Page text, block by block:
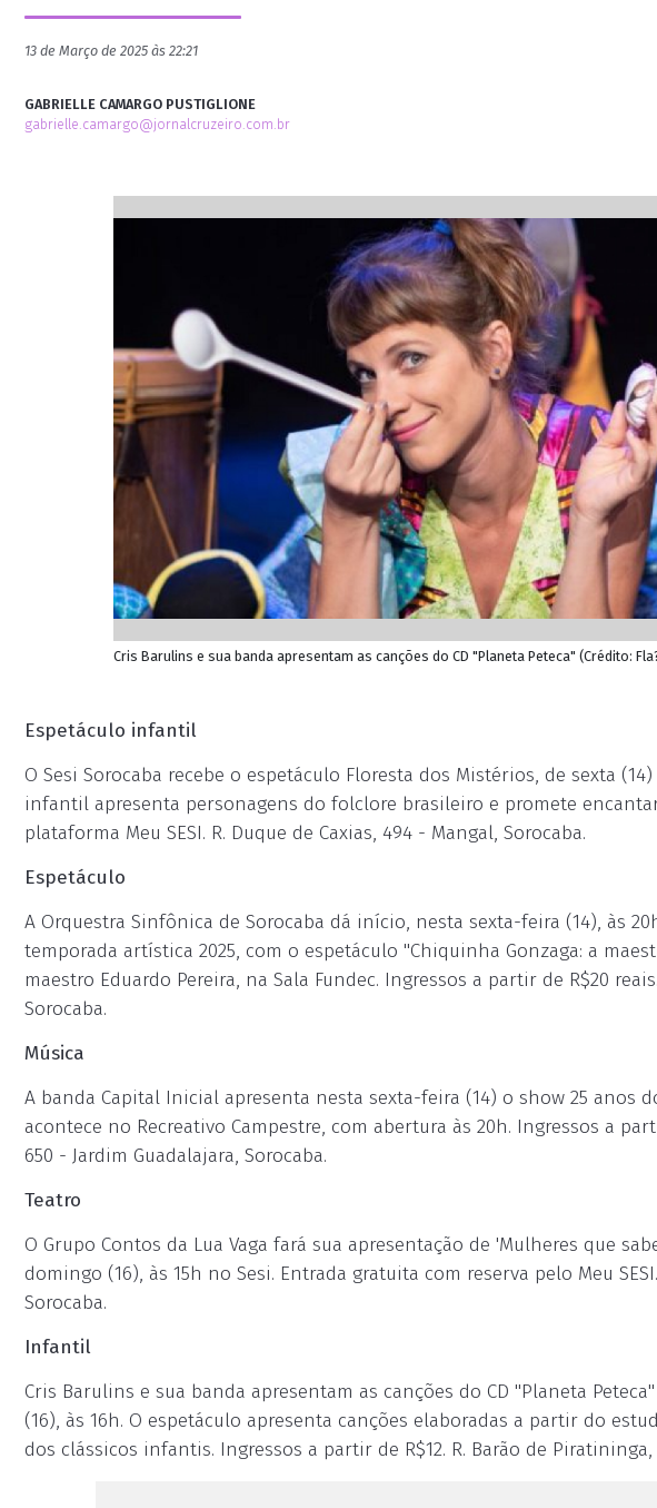
13 de Março de 2025 às 22:21
GABRIELLE CAMARGO PUSTIGLIONE
gabrielle.camargo@jornalcruzeiro.com.br
Cris Barulins e sua banda apresentam as canções do CD "Planeta Peteca" (Crédito:
Espetáculo infantil
O Sesi Sorocaba recebe o espetáculo Floresta dos Mistérios, de sexta
infantil apresenta personagens do folclore brasileiro e promete
plataforma Meu SESI. R. Duque de Caxias, 494 - Mangal, Sorocaba.
Espetáculo
A Orquestra Sinfônica de Sorocaba dá início, nesta sexta-feira (14), às
temporada artística 2025, com o espetáculo "Chiquinha Gonzaga: a
maestro Eduardo Pereira, na Sala Fundec. Ingressos a partir de R$20
Sorocaba.
Música
A banda Capital Inicial apresenta nesta sexta-feira (14) o show 25 anos
acontece no Recreativo Campestre, com abertura às 20h. Ingressos a
650 - Jardim Guadalajara, Sorocaba.
Teatro
O Grupo Contos da Lua Vaga fará sua apresentação de 'Mulheres que
domingo (16), às 15h no Sesi. Entrada gratuita com reserva pelo Meu
Sorocaba.
Infantil
Cris Barulins e sua banda apresentam as canções do CD "Planeta
(16), às 16h. O espetáculo apresenta canções elaboradas a partir do
dos clássicos infantis. Ingressos a partir de R$12. R. Barão de Piratininga,